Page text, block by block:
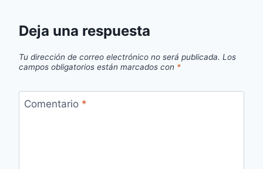
Deja una respuesta
Tu dirección de correo electrónico no será publicada. Los
campos obligatorios están marcados con *
Comentario *